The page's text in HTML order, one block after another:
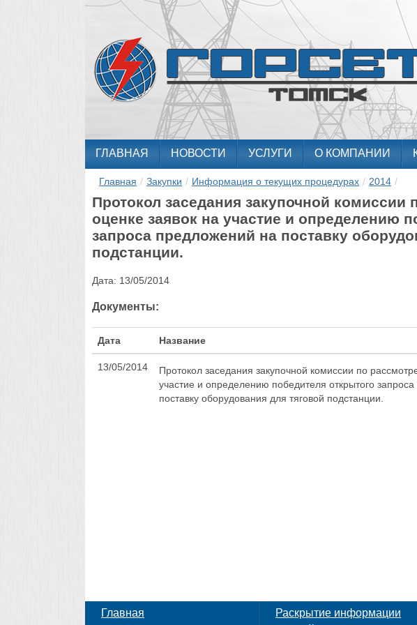
ГЛАВНАЯ НОВОСТИ УСЛУГИ О КОМПАНИИ
Главная / Закупки / Информация о текущих процедурах / 2014 /
Протокол заседания закупочной комиссии
оценке заявок на участие и определению
запроса предложений на поставку
подстанции.
Дата: 13/05/2014
Документы:
Дата Название
13/05/2014
Протокол заседания закупочной комиссии по
участие и определению победителя открытого
поставку оборудования для тяговой подстанции.
Главная
Раскрытие информации